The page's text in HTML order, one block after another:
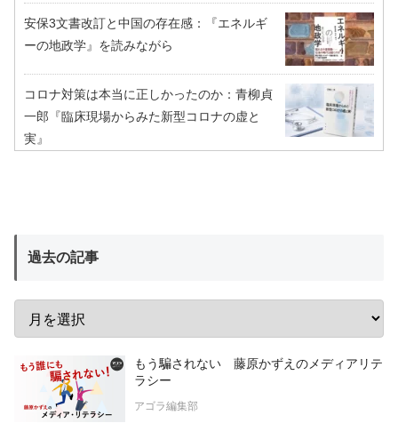
安保3文書改訂と中国の存在感：『エネルギ
ーの地政学』を読みながら
コロナ対策は本当に正しかったのか：青柳貞
一郎『臨床現場からみた新型コロナの虚と
実』
過去の記事
もう騙されない 藤原かずえのメディアリテ
ラシー
アゴラ編集部